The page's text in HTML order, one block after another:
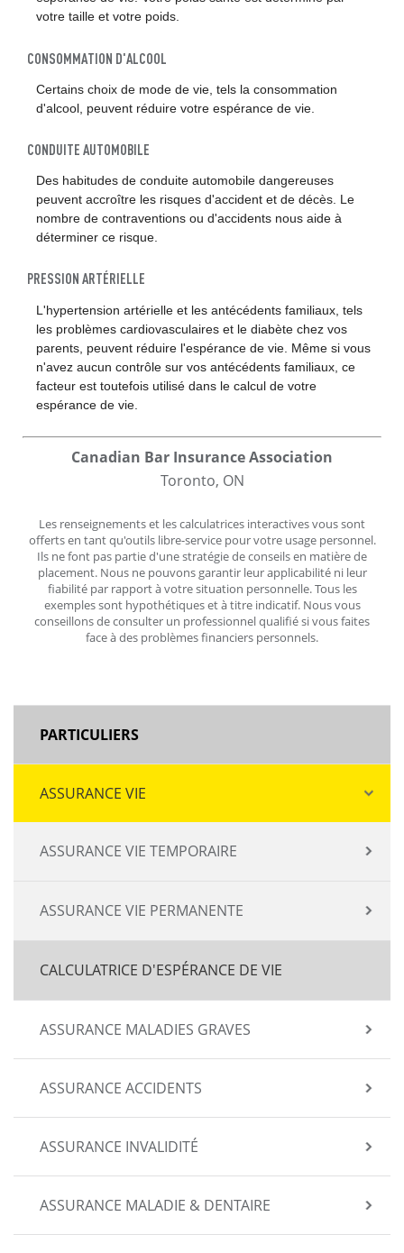
votre taille et votre poids.
CONSOMMATION D'ALCOOL
Certains choix de mode de vie, tels la consommation
d'alcool, peuvent réduire votre espérance de vie.
CONDUITE AUTOMOBILE
Des habitudes de conduite automobile dangereuses
peuvent accroître les risques d'accident et de décès. Le
nombre de contraventions ou d'accidents nous aide à
déterminer ce risque.
PRESSION ARTÉRIELLE
L'hypertension artérielle et les antécédents familiaux, tels
les problèmes cardiovasculaires et le diabète chez vos
parents, peuvent réduire l'espérance de vie. Même si vous
n'avez aucun contrôle sur vos antécédents familiaux, ce
facteur est toutefois utilisé dans le calcul de votre
espérance de vie.
Canadian Bar Insurance Association
Toronto, ON
Les renseignements et les calculatrices interactives vous sont
offerts en tant qu'outils libre-service pour votre usage personnel.
Ils ne font pas partie d'une stratégie de conseils en matière de
placement. Nous ne pouvons garantir leur applicabilité ni leur
fiabilité par rapport à votre situation personnelle. Tous les
exemples sont hypothétiques et à titre indicatif. Nous vous
conseillons de consulter un professionnel qualifié si vous faites
face à des problèmes financiers personnels.
MAIN
NAVIGATION
PARTICULIERS
ASSURANCE VIE
ASSURANCE VIE TEMPORAIRE
ASSURANCE VIE PERMANENTE
CALCULATRICE D'ESPÉRANCE DE VIE
ASSURANCE MALADIES GRAVES
ASSURANCE ACCIDENTS
ASSURANCE INVALIDITÉ
ASSURANCE MALADIE & DENTAIRE